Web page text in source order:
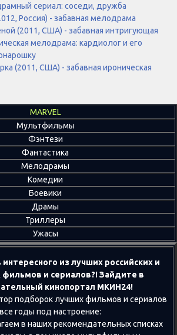
сериал: соседи, дружба
Россия) - забавная мелодрама
(2011, США) - забавная интригующая
мелодрама: кардиолог и его
(2011, США) - забавная ироническая
MARVEL
Мультфильмы
Фэнтези
Фантастика
Мелодрамы
Комедии
Боевики
Драмы
Триллеры
Ужасы
из лучших российских и
и сериалов?! Зайдите в
кинопортал МКИН24!
подборок лучших фильмов и сериалов
годы под настроение:
в наших рекомендательных списках